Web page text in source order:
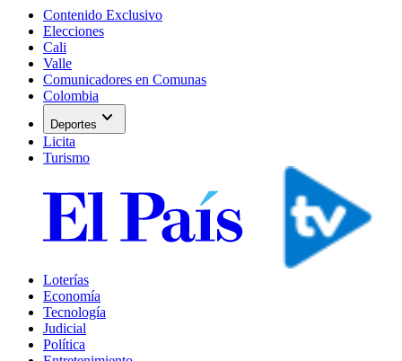
Contenido Exclusivo
Elecciones
Cali
Valle
Comunicadores en Comunas
Colombia
Deportes expand_more
Licita
Turismo
Loterías
Economía
Tecnología
Judicial
Política